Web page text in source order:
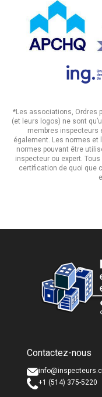
*Les associations, Ordres
(et leurs logos) ne sont
membres inspecteurs
également. Les normes et
normes pouvant être
inspecteur ou expert.
certification de quoi que
Nom complet *
Courriel *
Nom complet *
Courriel *
Contactez-nous
+1 (514) 375-5220